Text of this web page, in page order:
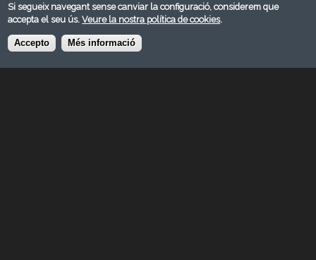
Si segueix navegant sense canviar la configuració, considerem que
accepta el seu ús.Veure la nostra política de cookies.
Accepto Més informació